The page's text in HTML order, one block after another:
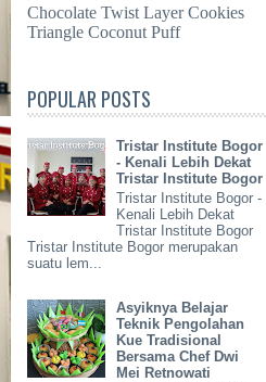
Chocolate Twist Layer Cookies
Triangle Coconut Puff
POPULAR POSTS
Tristar Institute Bogor
- Kenali Lebih Dekat
Tristar Institute Bogor
Tristar Institute Bogor -
Kenali Lebih Dekat
Tristar Institute Bogor
Tristar Institute Bogor merupakan
suatu lem...
Asyiknya Belajar
Teknik Pengolahan
Kue Tradisional
Bersama Chef Dwi
Mei Retnowati